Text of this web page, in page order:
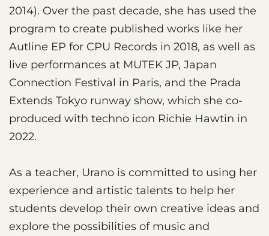
2014). Over the past decade, she has used the
program to create published works like her
Autline EP for CPU Records in 2018, as well as
live performances at MUTEK JP, Japan
Connection Festival in Paris, and the Prada
Extends Tokyo runway show, which she co-
produced with techno icon Richie Hawtin in
2022.
As a teacher, Urano is committed to using her
experience and artistic talents to help her
students develop their own creative ideas and
explore the possibilities of music and